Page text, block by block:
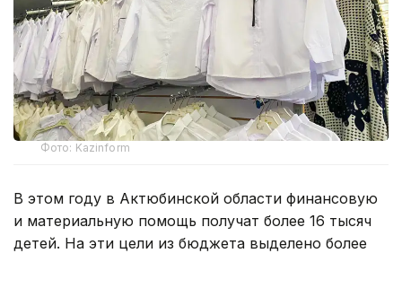
Фото: Kazinform
В этом году в Актюбинской области финансовую
и материальную помощь получат более 16 тысяч
детей. На эти цели из бюджета выделено более